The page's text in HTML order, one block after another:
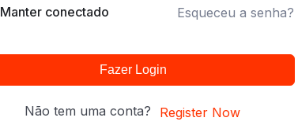
Manter conectado Esqueceu a senha?
Fazer Login
Não tem uma conta? Register Now